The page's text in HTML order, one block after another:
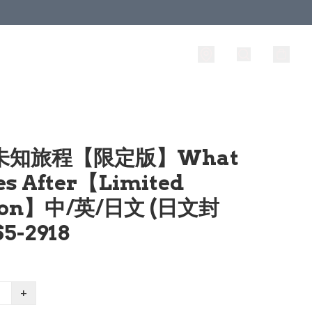
知旅程【限定版】What
After【Limited
】中/英/日文 (日文封
2918
+